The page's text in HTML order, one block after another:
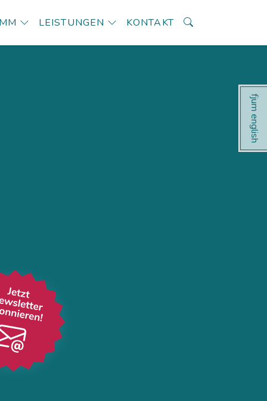
LEISTUNGEN KONTAKT
fjum english